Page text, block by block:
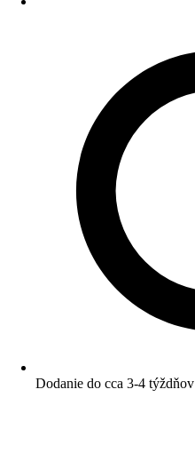
Dodanie do cca 3-4 týždňov